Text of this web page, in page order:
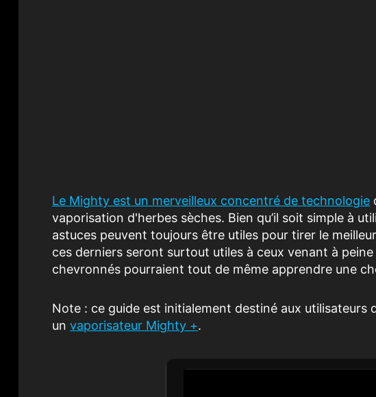
Le Mighty est un merveilleux concentré de technologie
vaporisation d'herbes sèches. Bien qu’il soit simple à
astuces peuvent toujours être utiles pour tirer le
ces derniers seront surtout utiles à ceux venant à
chevronnés pourraient tout de même apprendre une
Note : ce guide est initialement destiné aux
un vaporisateur Mighty +.